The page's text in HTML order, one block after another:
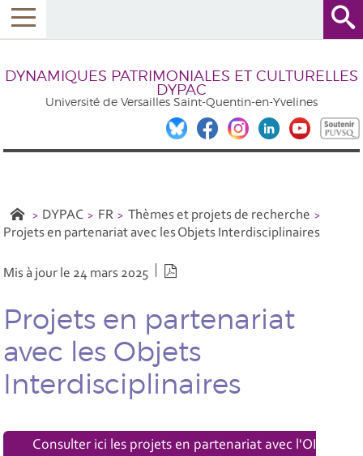
DYNAMIQUES PATRIMONIALES ET CULTURELLES
DYPAC
Université de Versailles Saint-Quentin-en-Yvelines
DYPAC FR
Thèmes et projets de recherche
Projets en partenariat avec les Objets Interdisciplinaires
Mis à jour le 24 mars 2025
Projets en partenariat
avec les Objets
Interdisciplinaires
Consulter ici les projets en partenariat avec l'OI